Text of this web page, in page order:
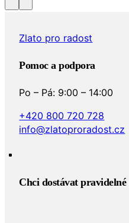
Zlato pro radost
Pomoc a podpora
Po – Pá: 9:00 – 14:00
+420 800 720 728
info@zlatoproradost.cz
Chci dostávat